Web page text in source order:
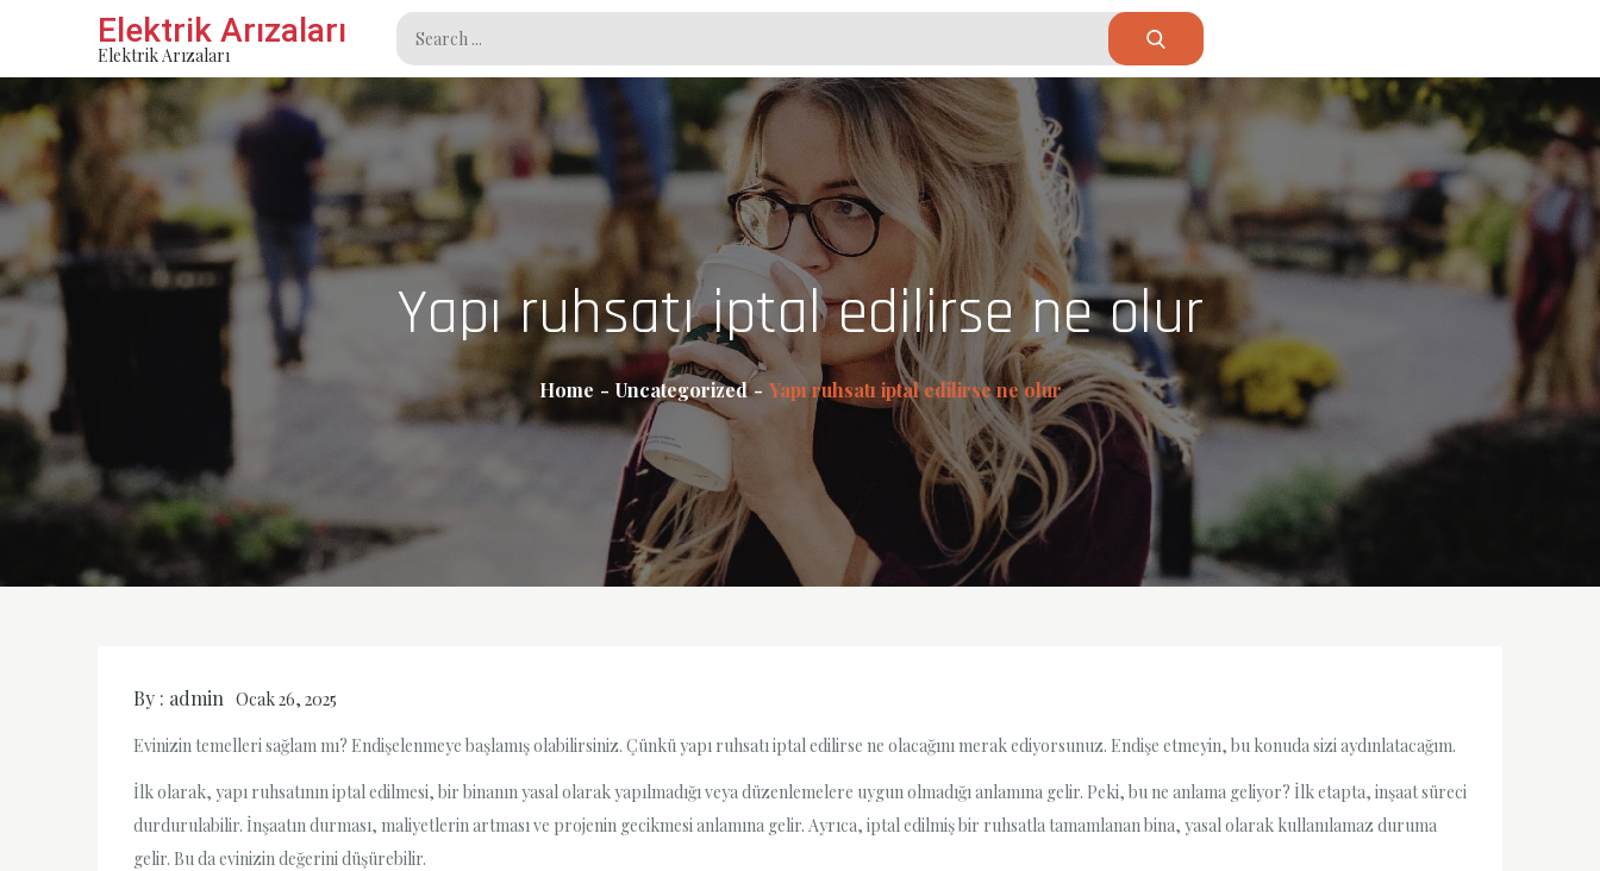
content
Elektrik Arızaları
Elektrik Arızaları
Search
for:
Yapı ruhsatı iptal edilirse ne olur
Home Uncategorized Yapı ruhsatı iptal edilirse ne olur
By : admin Ocak 26, 2025
Evinizin temelleri sağlam mı? Endişelenmeye başlamış olabilirsiniz. Çünkü yapı ruhsatı iptal edilirse ne olacağını merak ediyorsunuz. Endişe etmeyin, bu konuda sizi aydınlatacağım.
İlk olarak, yapı ruhsatının iptal edilmesi, bir binanın yasal olarak yapılmadığı veya düzenlemelere uygun olmadığı anlamına gelir. Peki, bu ne anlama geliyor? İlk etapta, inşaat süreci
durdurulabilir. İnşaatın durması, maliyetlerin artması ve projenin gecikmesi anlamına gelir. Ayrıca, iptal edilmiş bir ruhsatla tamamlanan bina, yasal olarak kullanılamaz duruma
gelir. Bu da evinizin değerini düşürebilir.